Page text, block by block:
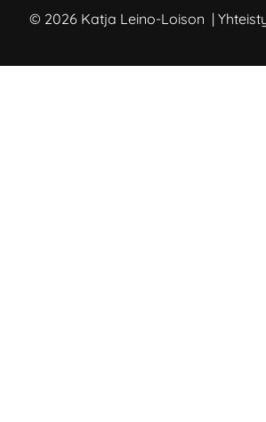
© 2026 Katja Leino-Loison |